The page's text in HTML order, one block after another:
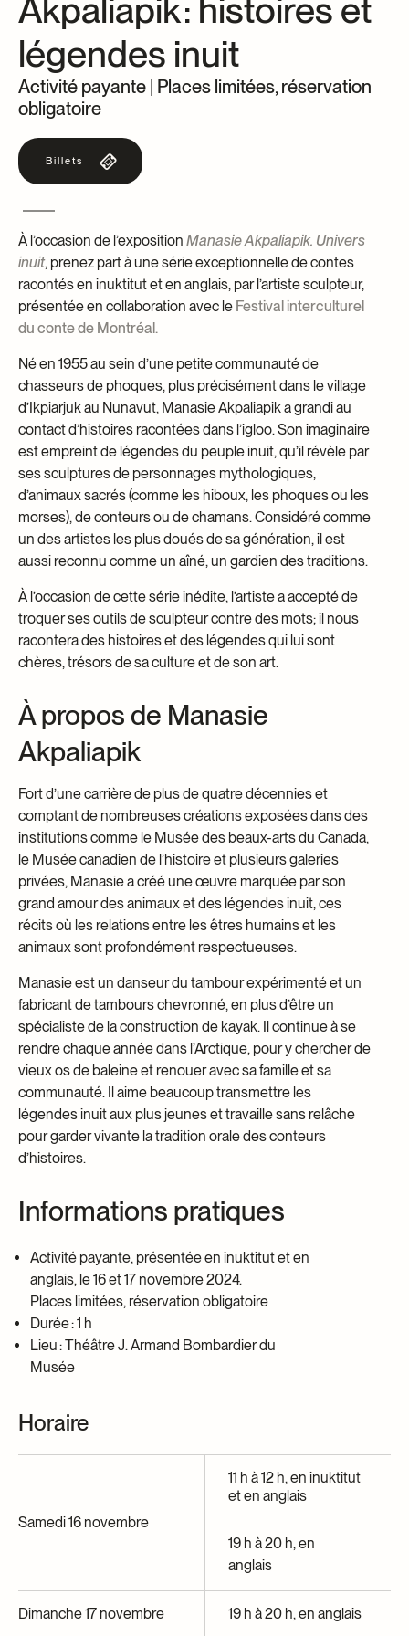
Centre d’archives et de documentation
Dons et prêts d’objets
Événements
Jeune McCord philanthrope
Akpaliapik : histoires et
légendes inuit
Activité payante | Places limitées, réservation
obligatoire
Billets
À l’occasion de l’exposition Manasie Akpaliapik. Univers
inuit, prenez part à une série exceptionnelle de contes
racontés en inuktitut et en anglais, par l’artiste sculpteur,
présentée en collaboration avec le Festival interculturel
du conte de Montréal.
Né en 1955 au sein d’une petite communauté de
chasseurs de phoques, plus précisément dans le village
d’Ikpiarjuk au Nunavut, Manasie Akpaliapik a grandi au
contact d’histoires racontées dans l’igloo. Son imaginaire
est empreint de légendes du peuple inuit, qu’il révèle par
ses sculptures de personnages mythologiques,
d’animaux sacrés (comme les hiboux, les phoques ou les
morses), de conteurs ou de chamans. Considéré comme
un des artistes les plus doués de sa génération, il est
aussi reconnu comme un aîné, un gardien des traditions.
À l’occasion de cette série inédite, l’artiste a accepté de
troquer ses outils de sculpteur contre des mots; il nous
racontera des histoires et des légendes qui lui sont
chères, trésors de sa culture et de son art.
À propos de Manasie
Akpaliapik
Fort d’une carrière de plus de quatre décennies et
comptant de nombreuses créations exposées dans des
institutions comme le Musée des beaux-arts du Canada,
le Musée canadien de l’histoire et plusieurs galeries
privées, Manasie a créé une œuvre marquée par son
grand amour des animaux et des légendes inuit, ces
récits où les relations entre les êtres humains et les
animaux sont profondément respectueuses.
Manasie est un danseur du tambour expérimenté et un
fabricant de tambours chevronné, en plus d’être un
spécialiste de la construction de kayak. Il continue à se
rendre chaque année dans l’Arctique, pour y chercher de
vieux os de baleine et renouer avec sa famille et sa
communauté. Il aime beaucoup transmettre les
légendes inuit aux plus jeunes et travaille sans relâche
pour garder vivante la tradition orale des conteurs
d’histoires.
Informations pratiques
Activité payante, présentée en inuktitut et en
anglais, le 16 et 17 novembre 2024.
Places limitées, réservation obligatoire
Durée : 1 h
Lieu : Théâtre J. Armand Bombardier du
Musée
Horaire
Samedi 16 novembre
11 h à 12 h, en inuktitut
et en anglais
19 h à 20 h, en
anglais
Dimanche 17 novembre 19 h à 20 h, en anglais